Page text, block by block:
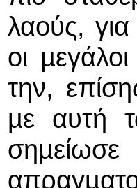
λαούς,
οι
την,
µε αυτή